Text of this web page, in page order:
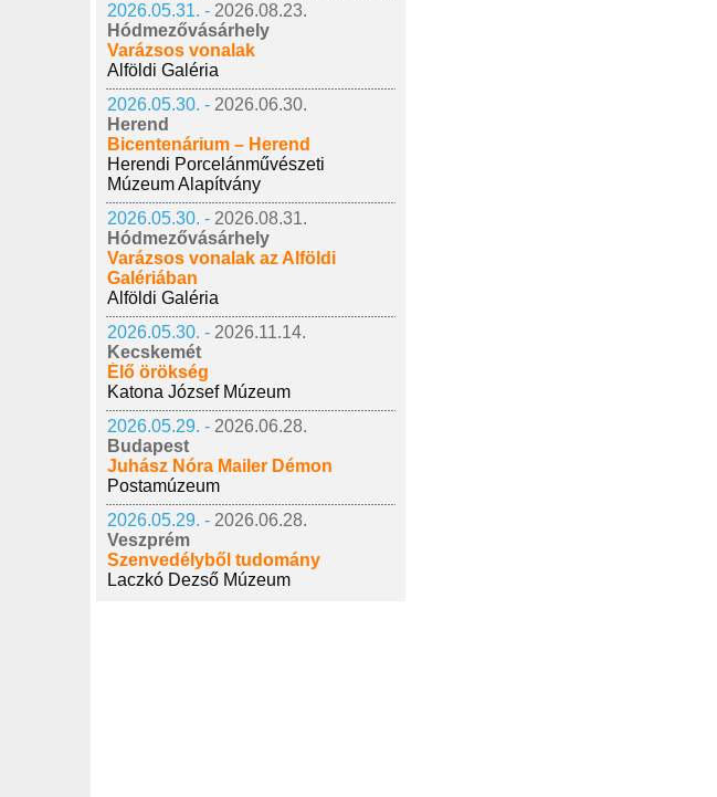
2026.05.31. - 2026.08.23.
Hódmezővásárhely
Varázsos vonalak
Alföldi Galéria
2026.05.30. - 2026.06.30.
Herend
Bicentenárium – Herend
Herendi Porcelánművészeti
Múzeum Alapítvány
2026.05.30. - 2026.08.31.
Hódmezővásárhely
Varázsos vonalak az Alföldi
Galériában
Alföldi Galéria
2026.05.30. - 2026.11.14.
Kecskemét
Élő örökség
Katona József Múzeum
2026.05.29. - 2026.06.28.
Budapest
Juhász Nóra Mailer Démon
Postamúzeum
2026.05.29. - 2026.06.28.
Veszprém
Szenvedélyből tudomány
Laczkó Dezső Múzeum